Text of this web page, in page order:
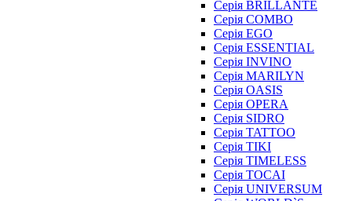
Серія BRILLANTE
Серія COMBO
Серія EGO
Серія ESSENTIAL
Серія INVINO
Серія MARILYN
Серія OASIS
Серія OPERA
Серія SIDRO
Серія TATTOO
Серія TIKI
Серія TIMELESS
Серія TOCAI
Серія UNIVERSUM